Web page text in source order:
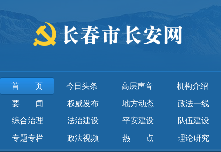
首页 今日头条 高层声音 机构介绍
要 闻 权威发布 地方动态 政法一线
综合治理 法治建设 平安建设 队伍建设
专题专栏 政法视频 热 点 理论研究